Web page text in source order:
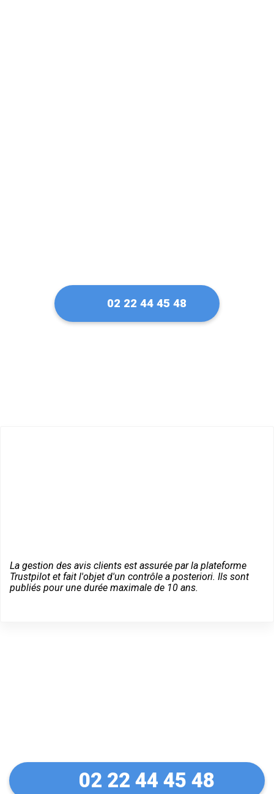
02 22 44 45 48
La gestion des avis clients est assurée par la plateforme
Trustpilot et fait l'objet d'un contrôle a posteriori. Ils sont
publiés pour une durée maximale de 10 ans.
02 22 44 45 48